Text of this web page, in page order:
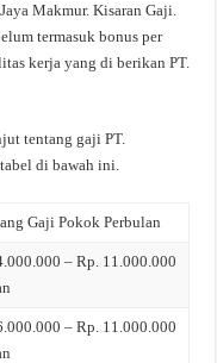
Makmur. Kisaran Gaji.
termasuk bonus per
kerja yang di berikan PT.
tentang gaji PT.
di bawah ini.
Gaji Pokok Perbulan
– Rp. 11.000.000
– Rp. 11.000.000